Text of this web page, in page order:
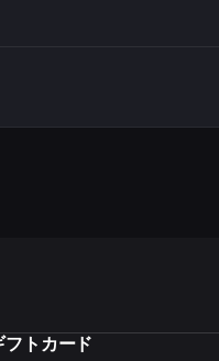
フトカード